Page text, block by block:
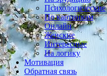
Психологические
По картинкам
Онлайн
Женские
Интересные
На логику
Мотивация
Обратная связь